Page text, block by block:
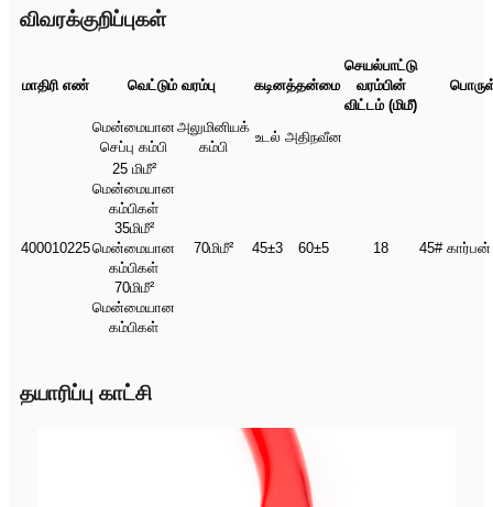
விவரக்குறிப்புகள்
மாதிரி எண் வெட்டும் வரம்பு கடினத்தன்மை
செயல்பாட்டு
வரம்பின்
விட்டம் (மிமீ)
மென்மையான
செப்பு கம்பி
அலுமினியக்
கம்பி
உடல் அதிநவீன
400010225
25 மிமீ²
மென்மையான
கம்பிகள்
35மிமீ²
மென்மையான
கம்பிகள்
70மிமீ²
மென்மையான
கம்பிகள்
70மிமீ² 45±3 60±5 18 45#
தயாரிப்பு காட்சி